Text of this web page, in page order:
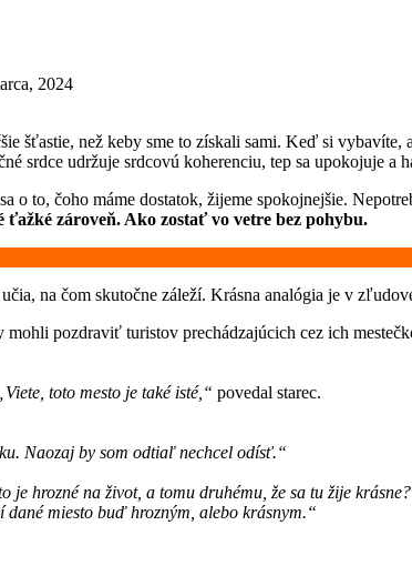
2024
šťastie, než keby sme to získali sami. Keď si vybavíte,
srdce udržuje srdcovú koherenciu, tep sa upokojuje a
to, čoho máme dostatok, žijeme spokojnejšie.
zároveň. Ako zostať vo vetre bez pohybu.
na čom skutočne záleží. Krásna analógia je v
pozdraviť turistov prechádzajúcich cez ich
toto mesto je také isté,“ povedal starec.
Naozaj by som odtiaľ nechcel odísť.“
je hrozné na život, a tomu druhému, že sa tu žije
dané miesto buď hrozným, alebo krásnym.“